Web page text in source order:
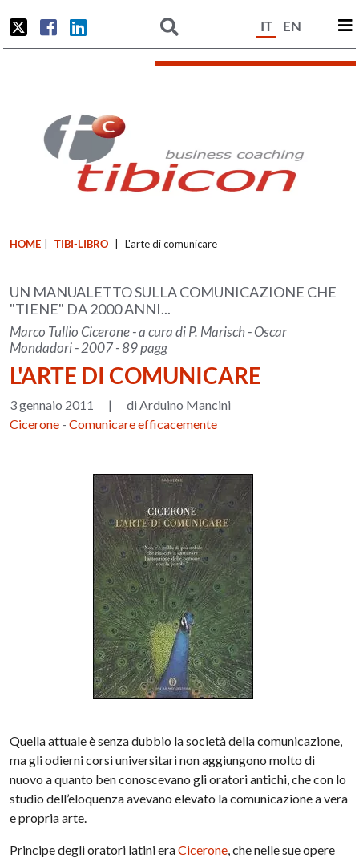
IT EN
HOME TIBI-LIBRO L'arte di comunicare
UN MANUALETTO SULLA COMUNICAZIONE CHE
"TIENE" DA 2000 ANNI...
Marco Tullio Cicerone - a cura di P. Marisch - Oscar
Mondadori - 2007 - 89 pagg
L'ARTE DI COMUNICARE
3 gennaio 2011 |
di Arduino Mancini
Cicerone -Comunicare efficacemente
Quella attuale è senza dubbio la società della comunicazione,
ma gli odierni corsi universitari non aggiungono molto di
nuovo a quanto ben conoscevano gli oratori antichi, che con lo
studio dell’eloquenza avevano elevato la comunicazione a vera
e propria arte.
Principe degli oratori latini eraCicerone, che nelle sue opere